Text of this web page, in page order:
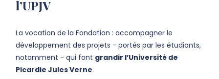
l’UPJV
La vocation de la Fondation : accompagner le
développement des projets - portés par les étudiants,
notamment - qui font grandir l’Université de
Picardie Jules Verne.